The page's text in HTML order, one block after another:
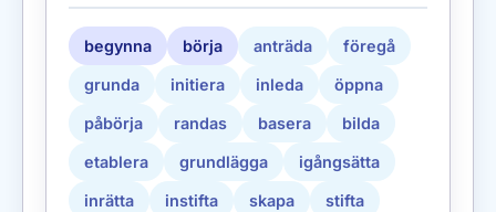
begynna börja anträda föregå
grunda initiera inleda öppna
påbörja randas basera bilda
etablera grundlägga igångsätta
inrätta instifta skapa stifta